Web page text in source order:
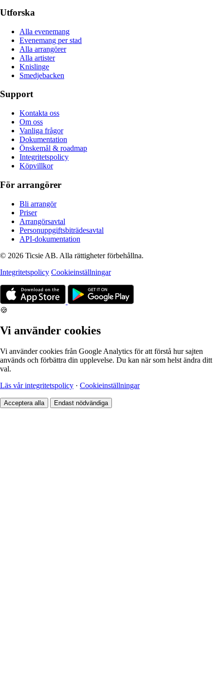
Utforska
Alla evenemang
Evenemang per stad
Alla arrangörer
Alla artister
Knislinge
Smedjebacken
Support
Kontakta oss
Om oss
Vanliga frågor
Dokumentation
Önskemål & roadmap
Integritetspolicy
Köpvillkor
För arrangörer
Bli arrangör
Priser
Arrangörsavtal
Personuppgiftsbiträdesavtal
API-dokumentation
© 2026 Ticsie AB. Alla rättigheter förbehållna.
Integritetspolicy Cookieinställningar
🍪
Vi använder cookies
Vi använder cookies från Google Analytics för att förstå hur sajten
används och förbättra din upplevelse. Du kan när som helst ändra ditt
val.
Läs vår integritetspolicy · Cookieinställningar
Acceptera alla Endast nödvändiga